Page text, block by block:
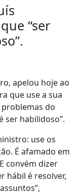
“ser
apelou hoje ao
que use a sua
do
ser habilidoso”.
use os
É afamado em
convém dizer
hábil é resolver,